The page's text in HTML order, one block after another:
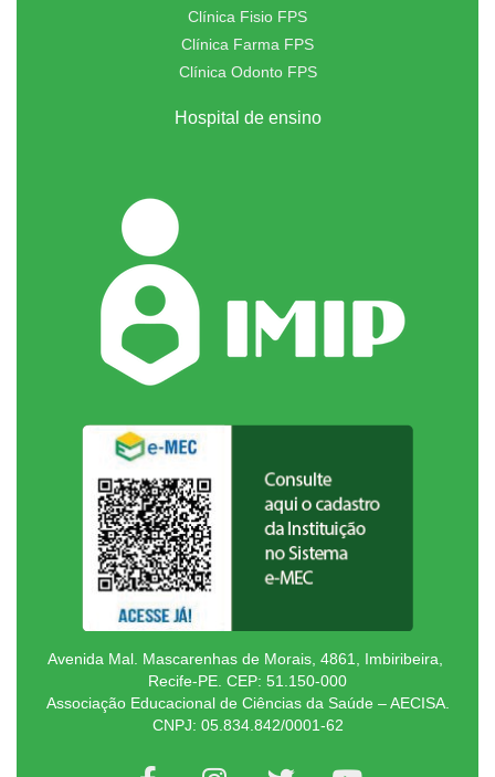
Clínica Fisio FPS
Clínica Farma FPS
Clínica Odonto FPS
Hospital de ensino
Avenida Mal. Mascarenhas de Morais, 4861, Imbiribeira,
Recife-PE. CEP: 51.150-000
Associação Educacional de Ciências da Saúde – AECISA.
CNPJ: 05.834.842/0001-62